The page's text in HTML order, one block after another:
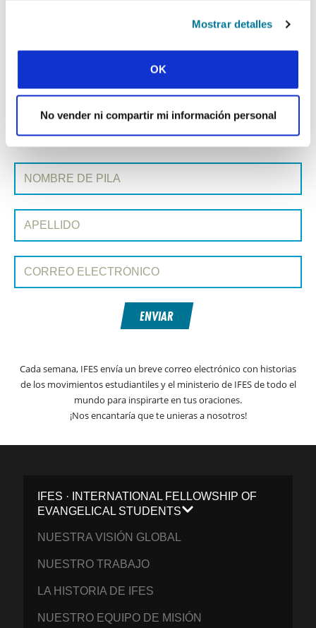
Mostrar detalles
OK
No vender ni compartir mi información personal
Todas las historias del Prayerline
Historia siguiente »
SUSCRIBIRSE A PRAYERLINE
Nombre de pila:
Apellido:
Correo electrónico:
ENVIAR
Cada semana, IFES envía un breve correo electrónico con historias
de los movimientos estudiantiles y el ministerio de IFES de todo el
mundo para inspirarte en tus oraciones.
¡Nos encantaría que te unieras a nosotros!
IFES · INTERNATIONAL FELLOWSHIP OF
EVANGELICAL STUDENTS
NUESTRA VISIÓN GLOBAL
NUESTRO TRABAJO
LA HISTORIA DE IFES
NUESTRO EQUIPO DE MISIÓN